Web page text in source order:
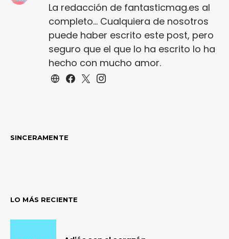
La redacción de fantasticmag.es al
completo... Cualquiera de nosotros
puede haber escrito este post, pero
seguro que el que lo ha escrito lo ha
hecho con mucho amor.
SINCERAMENTE
LO MÁS RECIENTE